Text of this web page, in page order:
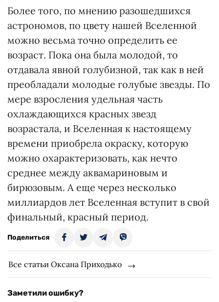
Более того, по мнению разошедшихся
астрономов, по цвету нашей Вселенной
можно весьма точно определить ее
возраст. Пока она была молодой, то
отдавала явной голубизной, так как в ней
преобладали молодые голубые звезды. По
мере взросления удельная часть
охлаждающихся красных звезд
возрастала, и Вселенная к настоящему
времени приобрела окраску, которую
можно охарактеризовать, как нечто
среднее между аквамариновым и
бирюзовым. А еще через несколько
миллиардов лет Вселенная вступит в свой
финальный, красный период.
Поделиться
Все статьи Оксана Приходько
Заметили ошибку?